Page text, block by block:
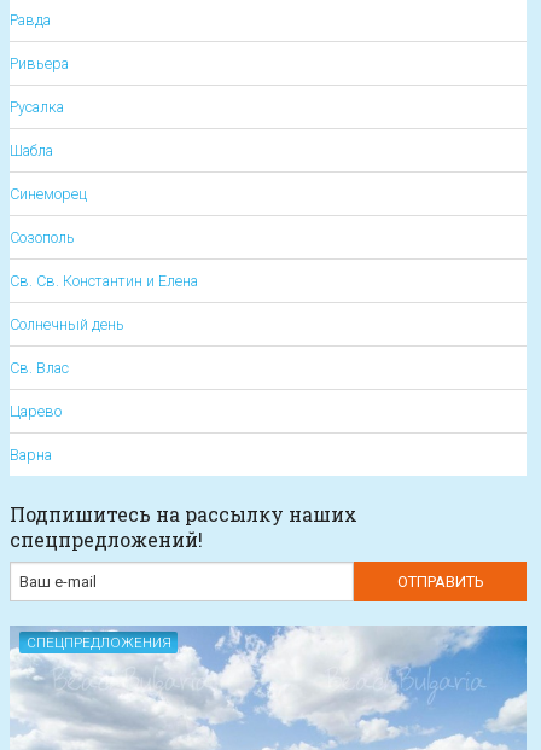
Равда
Ривьера
Русалка
Шабла
Синеморец
Созополь
Св. Св. Константин и Елена
Солнечный день
Св. Влас
Царево
Варна
Подпишитесь на рассылку наших
спецпредложений!
СПЕЦПРЕДЛОЖЕНИЯ